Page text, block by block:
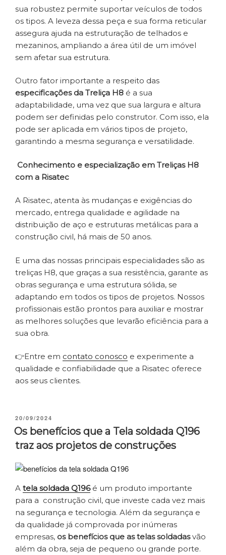
sua robustez permite suportar veículos de todos
os tipos. A leveza dessa peça e sua forma reticular
assegura ajuda na estruturação de telhados e
mezaninos, ampliando a área útil de um imóvel
sem afetar sua estrutura.
Outro fator importante a respeito das
especificações da Treliça H8 é a sua
adaptabilidade, uma vez que sua largura e altura
podem ser definidas pelo construtor. Com isso, ela
pode ser aplicada em vários tipos de projeto,
garantindo a mesma segurança e versatilidade.
Conhecimento e especialização em Treliças H8
com a Risatec
A Risatec, atenta às mudanças e exigências do
mercado, entrega qualidade e agilidade na
distribuição de aço e estruturas metálicas para a
construção civil, há mais de 50 anos.
E uma das nossas principais especialidades são as
treliças H8, que graças a sua resistência, garante as
obras segurança e uma estrutura sólida, se
adaptando em todos os tipos de projetos. Nossos
profissionais estão prontos para auxiliar e mostrar
as melhores soluções que levarão eficiência para a
sua obra.
👉Entre em contato conosco e experimente a
qualidade e confiabilidade que a Risatec oferece
aos seus clientes.
PUBLICADO
EM
20/09/2024
Os benefícios que a Tela soldada Q196
traz aos projetos de construções
A tela soldada Q196é um produto importante
para a construção civil, que investe cada vez mais
na segurança e tecnologia. Além da segurança e
da qualidade já comprovada por inúmeras
empresas, os benefícios que as telas soldadasvão
além da obra, seja de pequeno ou grande porte.